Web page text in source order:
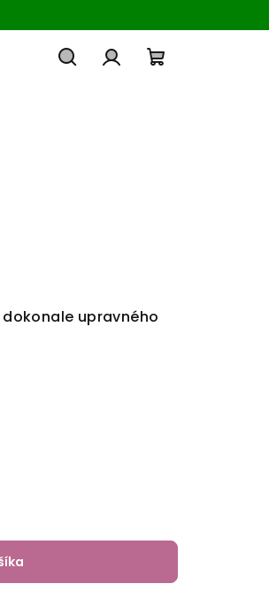
upravného